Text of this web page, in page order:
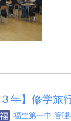
年】修学旅
福生第一中 管